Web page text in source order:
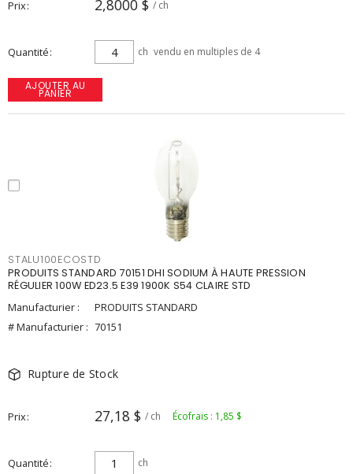
Prix 2,8000 $ / ch
Quantité ch vendu en multiples de 4
AJOUTER AU
PANIER
STALU100ECOSTD
PRODUITS STANDARD 70151 DHI SODIUM À HAUTE PRESSION
RÉGULIER 100W ED23.5 E39 1900K S54 CLAIRE STD
Manufacturier :
PRODUITS STANDARD
# Manufacturier : 70151
Rupture de Stock
Prix 27,18 $ / ch Écofrais : 1,85 $
Quantité ch